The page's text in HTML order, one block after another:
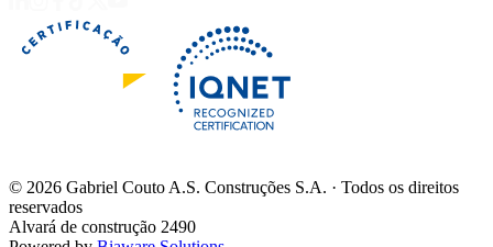
© 2026 Gabriel Couto A.S. Construções S.A. · Todos os direitos
reservados
Alvará de construção 2490